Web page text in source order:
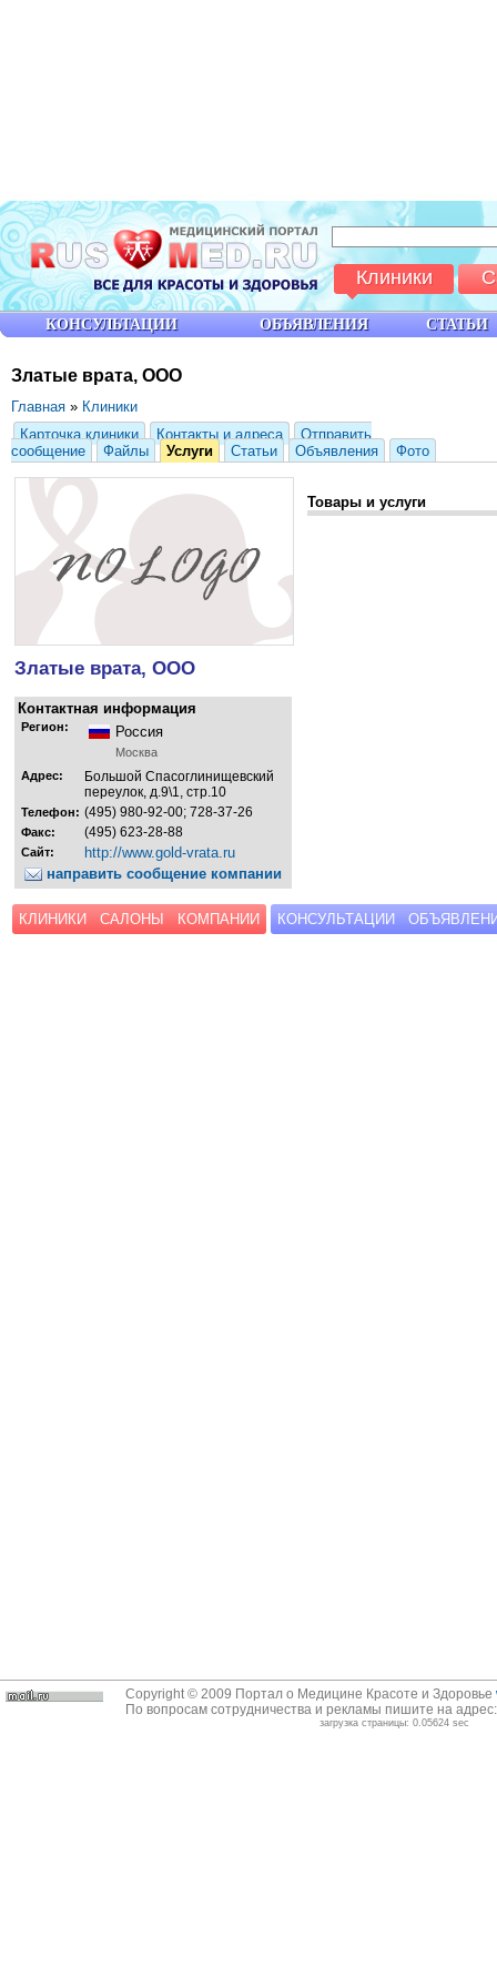
Златые врата, ООО
Главная » Клиники
Карточка клиники
Контакты и адреса
Отправить
сообщение
Файлы Услуги Статьи Объявления Фото
Златые врата, ООО
Контактная информация
Регион: Россия
Москва
Адрес:
Большой Спасоглинищевский
переулок, д.9\1, стр.10
Телефон: (495) 980-92-00; 728-37-26
Факс: (495) 623-28-88
Сайт:
http://www.gold-vrata.ru
направить сообщение компании
Товары и услуги
КЛИНИКИ САЛОНЫ КОМПАНИИ КОНСУЛЬТАЦИИ
КОНСУЛЬТАЦИИ ОБЪЯВЛЕНИЯ СТАТЬИ
Клиники
Copyright © 2009 Портал о Медицине Красоте и Здоровье
По вопросам сотрудничества и рекламы пишите на
загрузка страницы: 0.05624 sec